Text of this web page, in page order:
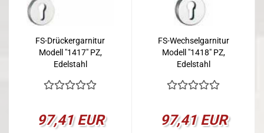
FS-Drückergarnitur
Modell "1417" PZ,
Edelstahl
97,41 EUR
FS-Wechselgarnitur
Modell "1418" PZ,
Edelstahl
97,41 EUR